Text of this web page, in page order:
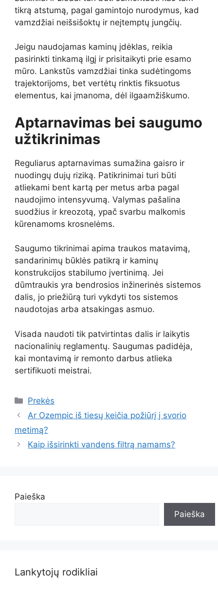
tikrą atstumą, pagal gamintojo nurodymus, kad
vamzdžiai neišsišoktų ir neįtemptų jungčių.
Jeigu naudojamas kaminų įdėklas, reikia
pasirinkti tinkamą ilgį ir prisitaikyti prie esamo
mūro. Lankstūs vamzdžiai tinka sudėtingoms
trajektorijoms, bet vertėtų rinktis fiksuotus
elementus, kai įmanoma, dėl ilgaamžiškumo.
Aptarnavimas bei saugumo
užtikrinimas
Reguliarus aptarnavimas sumažina gaisro ir
nuodingų dujų riziką. Patikrinimai turi būti
atliekami bent kartą per metus arba pagal
naudojimo intensyvumą. Valymas pašalina
suodžius ir kreozotą, ypač svarbu malkomis
kūrenamoms krosnelėms.
Saugumo tikrinimai apima traukos matavimą,
sandarinimų būklės patikrą ir kaminų
konstrukcijos stabilumo įvertinimą. Jei
dūmtraukis yra bendrosios inžinerinės sistemos
dalis, jo priežiūrą turi vykdyti tos sistemos
naudotojas arba atsakingas asmuo.
Visada naudoti tik patvirtintas dalis ir laikytis
nacionalinių reglamentų. Saugumas padidėja,
kai montavimą ir remonto darbus atlieka
sertifikuoti meistrai.
Kategorijos
Prekės
Ar Ozempic iš tiesų keičia požiūrį į svorio
metimą?
Kaip išsirinkti vandens filtrą namams?
Paieška
Paieška
Lankytojų rodikliai